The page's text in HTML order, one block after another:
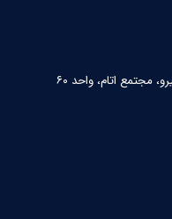
مجتمع اتام، واحد ۶۰